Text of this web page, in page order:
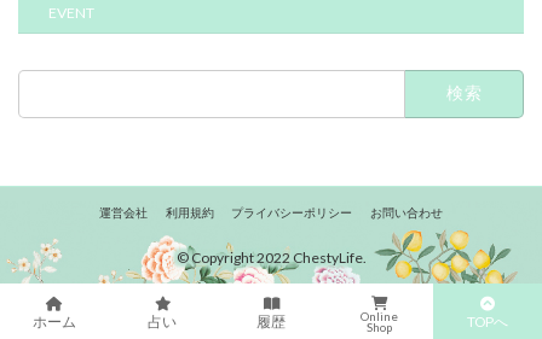
EVENT
検
運営会社 利用規約 プライバシーポリシー お問い合わせ
© Copyright 2022 ChestyLife.
ホーム 占い 履歴
Online
Shop
TOPへ